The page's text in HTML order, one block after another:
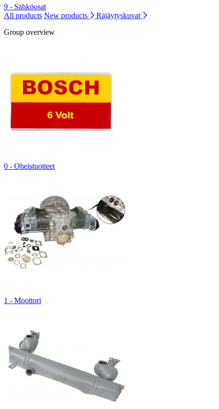
9 - Sähköosat
All products New products
Räjäytyskuvat
Group overview
0 - Oheistuotteet
1 - Moottori